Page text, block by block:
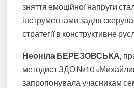
зняття емоційної напруги
інструментами задля
стратегії в конструктивне
Неоніла БЕРЕЗОВСЬКА,
методист ЗДО №10
запропонувала учасникам